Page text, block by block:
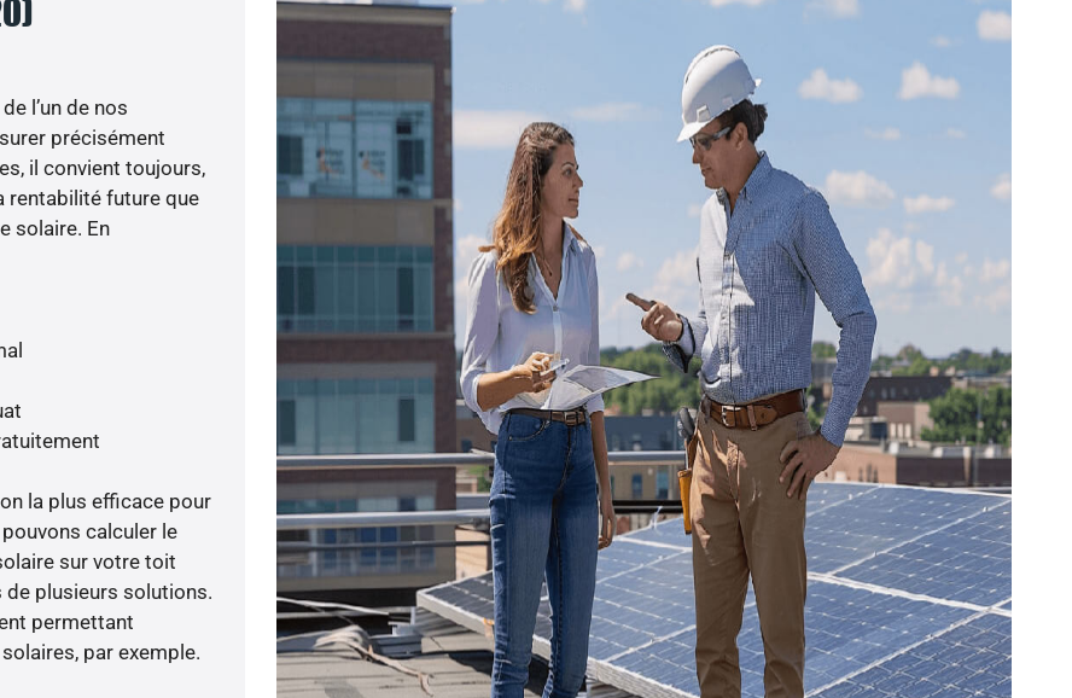
l’un de nos
précisément
il convient toujours,
rentabilité future que
solaire. En
la plus efficace pour
calculer le
sur votre toit
plusieurs solutions.
permettant
par exemple.